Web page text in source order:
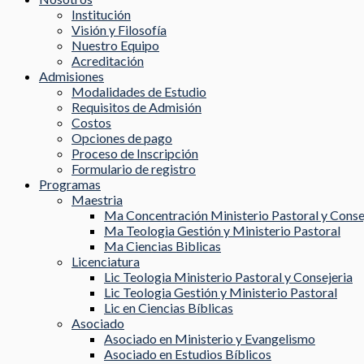
Institución
Visión y Filosofía
Nuestro Equipo
Acreditación
Admisiones
Modalidades de Estudio
Requisitos de Admisión
Costos
Opciones de pago
Proceso de Inscripción
Formulario de registro
Programas
Maestria
Ma Concentración Ministerio Pastoral y
Ma Teologia Gestión y Ministerio Pastoral
Ma Ciencias Biblicas
Licenciatura
Lic Teologia Ministerio Pastoral y Consejeria
Lic Teologia Gestión y Ministerio Pastoral
Lic en Ciencias Bíblicas
Asociado
Asociado en Ministerio y Evangelismo
Asociado en Estudios Bíblicos